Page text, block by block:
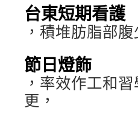
台東短期看護
，積堆肪脂部腹
節日燈飾
，率效作工和
更，